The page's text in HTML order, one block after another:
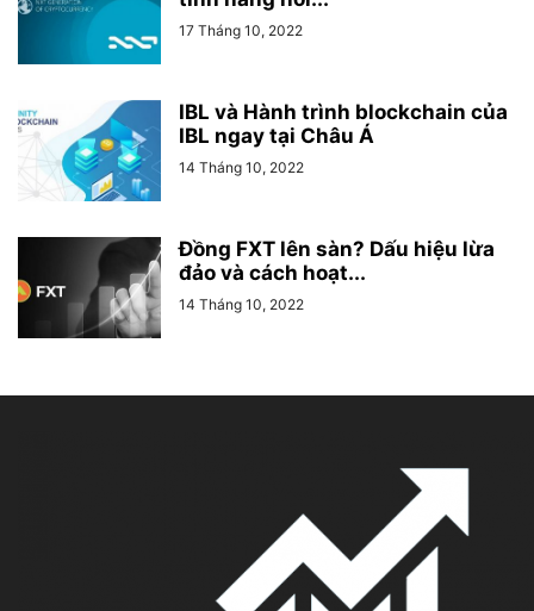
17 Tháng 10, 2022
IBL và Hành trình blockchain của
IBL ngay tại Châu Á
14 Tháng 10, 2022
Đồng FXT lên sàn? Dấu hiệu lừa
đảo và cách hoạt...
14 Tháng 10, 2022